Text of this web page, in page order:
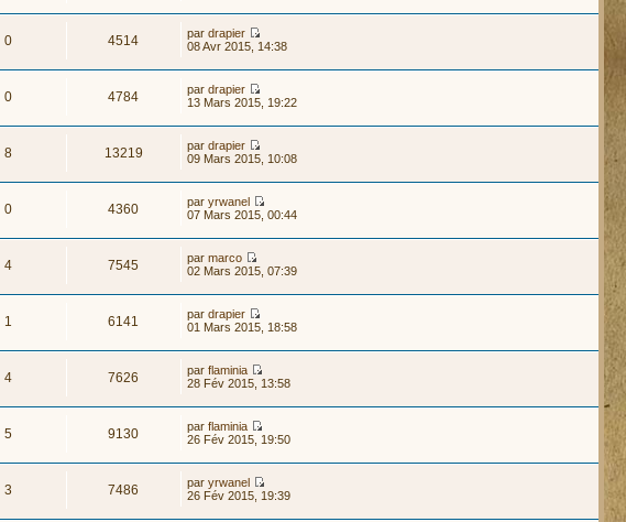
0 4514 pardrapier
08 Avr 2015, 14:38
0 4784 pardrapier
13 Mars 2015, 19:22
8 13219 pardrapier
09 Mars 2015, 10:08
0 4360 paryrwanel
07 Mars 2015, 00:44
4 7545 parmarco
02 Mars 2015, 07:39
1 6141 pardrapier
01 Mars 2015, 18:58
4 7626 parflaminia
28 Fév 2015, 13:58
5 9130 parflaminia
26 Fév 2015, 19:50
3 7486 paryrwanel
26 Fév 2015, 19:39